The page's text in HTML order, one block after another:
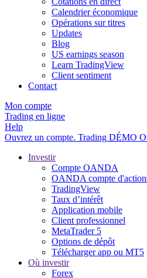
Calendrier économique
Opérations sur titres
Updates
Blog
US earnings season
Learn TradingView
Client sentiment
Contact
Mon compte
Trading en ligne
Help
Ouvrez un compte. Trading DÉMO
Investir
Compte OANDA
OANDA compte
TradingView
Taux d’intérêt
Application mobile
Client professionnel
MetaTrader 5
Options de dépôt
Télécharger app ou MT5
Où investir
Forex